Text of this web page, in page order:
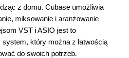
z domu. Cubase umożliwia
miksowanie i aranżowanie
VST i ASIO jest to
który można z łatwością
do swoich potrzeb.